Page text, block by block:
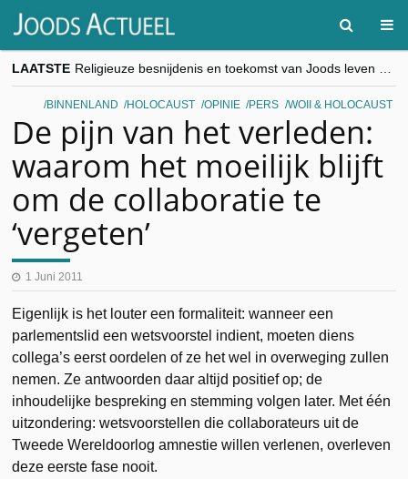
LAATSTE
“Besnijdenisdebat toont hoe moeilijk seculiere Westen minderheden begrijpt”, Jinnih Beels (Vooruit)
CITYTRIP | ROEMENIË – Boekarest: de verrassing van Oost-Europa
BINNENLAND HOLOCAUST OPINIE PERS WOII & HOLOCAUST
De pijn van het verleden:
waarom het moeilijk blijft
om de collaboratie te
‘vergeten’
1 Juni 2011
Eigenlijk is het louter een formaliteit: wanneer een
parlementslid een wetsvoorstel indient, moeten diens
collega’s eerst oordelen of ze het wel in overweging zullen
nemen. Ze antwoorden daar altijd positief op; de
inhoudelijke bespreking en stemming volgen later. Met één
uitzondering: wetsvoorstellen die collaborateurs uit de
Tweede Wereldoorlog amnestie willen verlenen, overleven
deze eerste fase nooit.